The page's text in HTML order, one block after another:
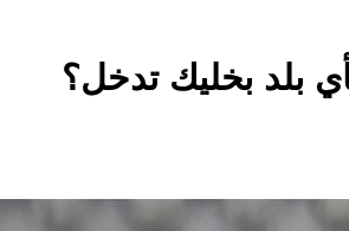
بلد بخليك تدخل؟